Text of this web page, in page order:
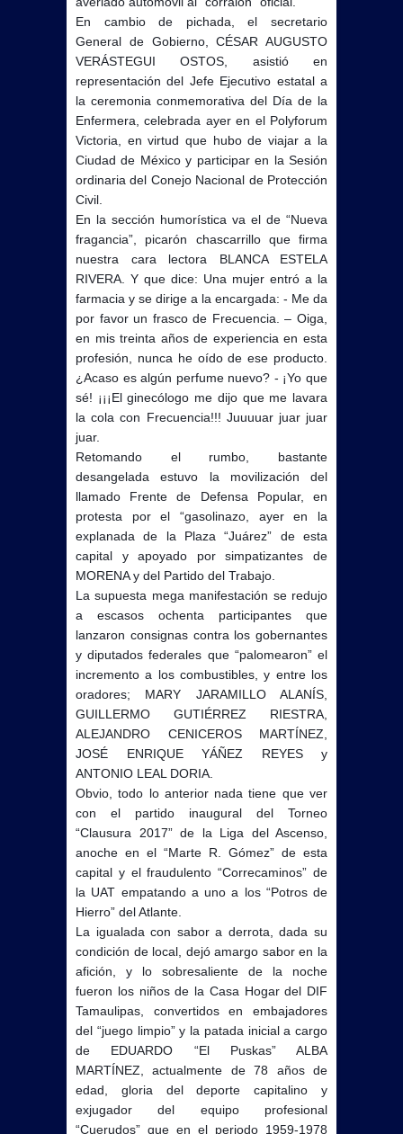
En cambio de pichada, el secretario
General de Gobierno, CÉSAR AUGUSTO
VERÁSTEGUI OSTOS, asistió en
representación del Jefe Ejecutivo estatal a
la ceremonia conmemorativa del Día de la
Enfermera, celebrada ayer en el Polyforum
Victoria, en virtud que hubo de viajar a la
Ciudad de México y participar en la Sesión
ordinaria del Conejo Nacional de Protección
Civil.
En la sección humorística va el de “Nueva
fragancia”, picarón chascarrillo que firma
nuestra cara lectora BLANCA ESTELA
RIVERA. Y que dice: Una mujer entró a la
farmacia y se dirige a la encargada: - Me da
por favor un frasco de Frecuencia. – Oiga,
en mis treinta años de experiencia en esta
profesión, nunca he oído de ese producto.
¿Acaso es algún perfume nuevo? - ¡Yo que
sé! ¡¡¡El ginecólogo me dijo que me lavara
la cola con Frecuencia!!! Juuuuar juar juar
juar.
Retomando el rumbo, bastante
desangelada estuvo la movilización del
llamado Frente de Defensa Popular, en
protesta por el “gasolinazo, ayer en la
explanada de la Plaza “Juárez” de esta
capital y apoyado por simpatizantes de
MORENA y del Partido del Trabajo.
La supuesta mega manifestación se redujo
a escasos ochenta participantes que
lanzaron consignas contra los gobernantes
y diputados federales que “palomearon” el
incremento a los combustibles, y entre los
oradores; MARY JARAMILLO ALANÍS,
GUILLERMO GUTIÉRREZ RIESTRA,
ALEJANDRO CENICEROS MARTÍNEZ,
JOSÉ ENRIQUE YÁÑEZ REYES y
ANTONIO LEAL DORIA.
Obvio, todo lo anterior nada tiene que ver
con el partido inaugural del Torneo
“Clausura 2017” de la Liga del Ascenso,
anoche en el “Marte R. Gómez” de esta
capital y el fraudulento “Correcaminos” de
la UAT empatando a uno a los “Potros de
Hierro” del Atlante.
La igualada con sabor a derrota, dada su
condición de local, dejó amargo sabor en la
afición, y lo sobresaliente de la noche
fueron los niños de la Casa Hogar del DIF
Tamaulipas, convertidos en embajadores
del “juego limpio” y la patada inicial a cargo
de EDUARDO “El Puskas” ALBA
MARTÍNEZ, actualmente de 78 años de
edad, gloria del deporte capitalino y
exjugador del equipo profesional
“Cuerudos” que en el periodo 1959-1978